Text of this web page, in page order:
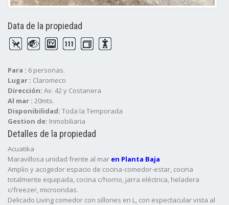
Data de la propiedad
Para : 6 personas.
Lugar : Claromeco
Dirección: Av. 42 y Costanera
Al mar : 20mts.
Disponibilidad: Toda la Temporada
Gestion de: Inmobiliaria
Detalles de la propiedad
Acuatika
Maravillosa unidad frente al mar en Planta Baja
Amplio y acogedor espacio de cocina-comedor-estar, cocina
totalmente equipada, cocina c/horno, jarra eléctrica, heladera
c/freezer, microondas.
Delicado Living comedor con sillones en L, con espectacular vista al